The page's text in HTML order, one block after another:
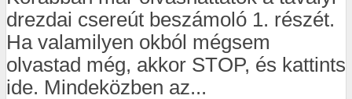
drezdai csereút beszámoló 1. részét.
Ha valamilyen okból mégsem
olvastad még, akkor STOP, és kattints
ide. Mindeközben az...